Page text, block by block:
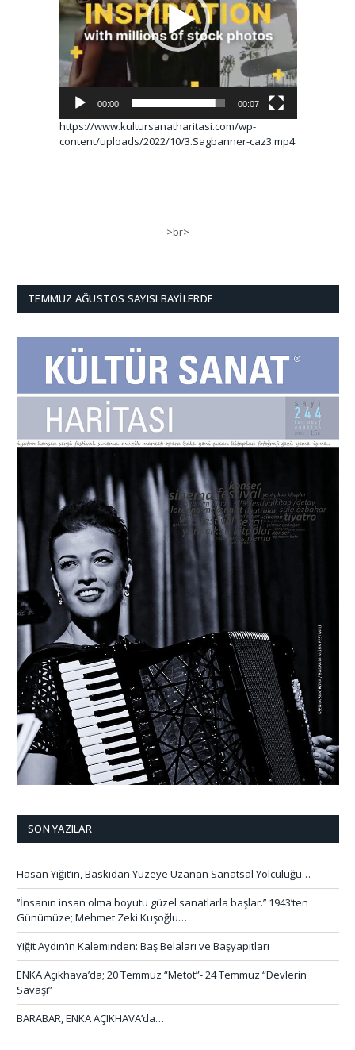
00:00 00:07
https://www.kultursanatharitasi.com/wp-
content/uploads/2022/10/3.Sagbanner-caz3.mp4
>br>
TEMMUZ AĞUSTOS SAYISI BAYILERDE
SON YAZILAR
Hasan Yiğit’in, Baskıdan Yüzeye Uzanan Sanatsal Yolculuğu…
‘’İnsanın insan olma boyutu güzel sanatlarla başlar.’’ 1943’ten
Günümüze; Mehmet Zeki Kuşoğlu…
Yiğit Aydın’ın Kaleminden: Baş Belaları ve Başyapıtları
ENKA Açıkhava’da; 20 Temmuz “Metot”- 24 Temmuz “Devlerin
Savaşı”
BARABAR, ENKA AÇIKHAVA’da…